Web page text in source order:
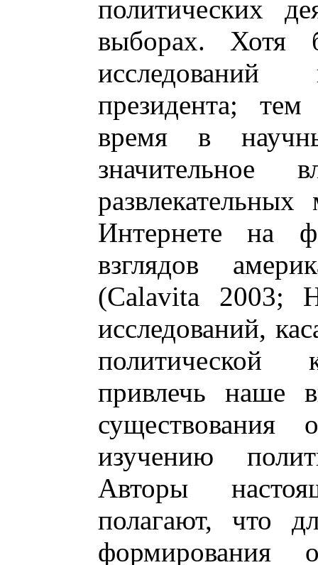
политических
выборах. Хотя
исследований
президента;
время в
значительное
Интернете на
взглядов
(Calavita 2003;
исследований,
политической
привлечь наше
изучению
Авторы
полагают, что
формирования